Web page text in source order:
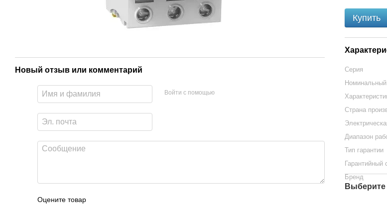
Новый отзыв или комментарий
Войти с помощью
Оцените товар
Купить
Серия
Страна
Диапазон
Тип гарантии
Гарантийный
Бренд
Выберите